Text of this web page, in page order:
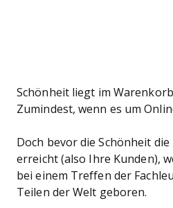
Schönheit liegt im
Zumindest, wenn es um
Doch bevor die Schönheit
erreicht (also Ihre Kunden),
bei einem Treffen der
Teilen der Welt geboren.